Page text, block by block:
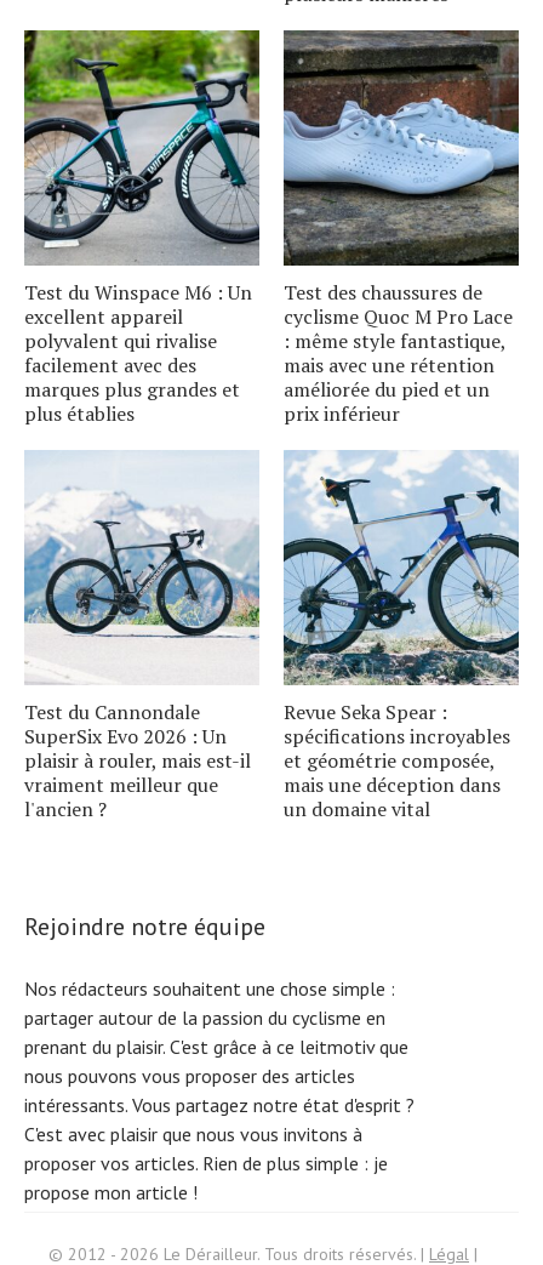
Test du Winspace M6 : Un
excellent appareil
polyvalent qui rivalise
facilement avec des
marques plus grandes et
plus établies
Test des chaussures de
cyclisme Quoc M Pro Lace
: même style fantastique,
mais avec une rétention
améliorée du pied et un
prix inférieur
Test du Cannondale
SuperSix Evo 2026 : Un
plaisir à rouler, mais est-il
vraiment meilleur que
l'ancien ?
Revue Seka Spear :
spécifications incroyables
et géométrie composée,
mais une déception dans
un domaine vital
Rejoindre notre équipe
Nos rédacteurs souhaitent une chose simple :
partager autour de la passion du cyclisme en
prenant du plaisir. C'est grâce à ce leitmotiv que
nous pouvons vous proposer des articles
intéressants. Vous partagez notre état d'esprit ?
C'est avec plaisir que nous vous invitons à
proposer vos articles. Rien de plus simple : je
propose mon article !
© 2012 - 2026 Le Dérailleur. Tous droits réservés. | Légal |